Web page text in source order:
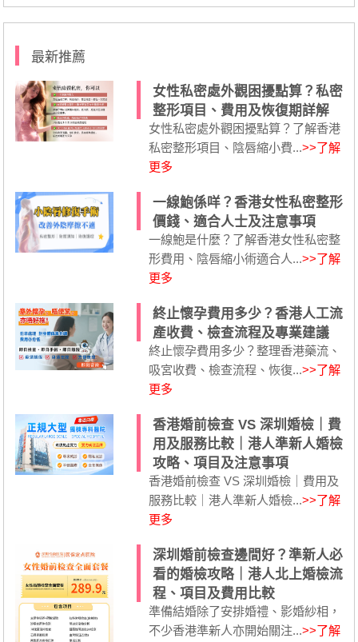
最新推薦
女性私密處外觀困擾點算？私密
整形項目、費用及恢復期詳解
女性私密處外觀困擾點算？了解香港
私密整形項目、陰唇縮小費...>>了解
更多
一線鮑係咩？香港女性私密整形
價錢、適合人士及注意事項
一線鮑是什麼？了解香港女性私密整
形費用、陰唇縮小術適合人...>>了解
更多
終止懷孕費用多少？香港人工流
產收費、檢查流程及專業建議
終止懷孕費用多少？整理香港藥流、
吸宮收費、檢查流程、恢復...>>了解
更多
香港婚前檢查 VS 深圳婚檢｜費
用及服務比較｜港人準新人婚檢
攻略、項目及注意事項
香港婚前檢查 VS 深圳婚檢｜費用及
服務比較｜港人準新人婚檢...>>了解
更多
深圳婚前檢查邊間好？準新人必
看的婚檢攻略｜港人北上婚檢流
程、項目及費用比較
準備結婚除了安排婚禮、影婚紗相，
不少香港準新人亦開始關注...>>了解